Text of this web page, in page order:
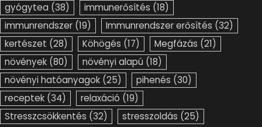
gyógytea (38) immunerősítés (18)
immunrendszer (19) Immunrendszer erősítés (32)
kertészet (28) Köhögés (17) Megfázás (21)
növények (80) növényi alapú (18)
növényi hatóanyagok (25) pihenés (30)
receptek (34) relaxáció (19)
Stresszcsökkentés (32) stresszoldás (25)